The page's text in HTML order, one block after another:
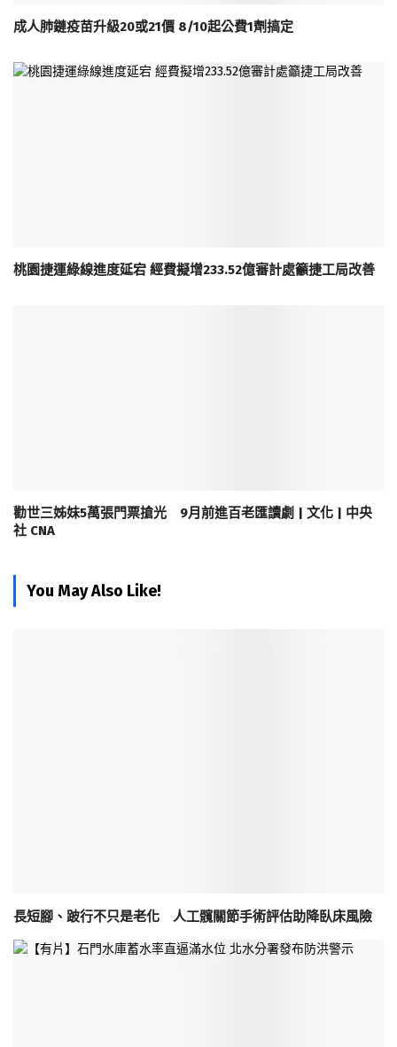
成人肺鏈疫苗升級20或21價 8/10起公費1劑搞定
桃園捷運綠線進度延宕 經費擬增233.52億審計處籲捷工局改善
勸世三姊妹5萬張門票搶光 9月前進百老匯讀劇 | 文化 | 中央
社 CNA
You May Also Like!
長短腳、跛行不只是老化 人工髖關節手術評估助降臥床風險